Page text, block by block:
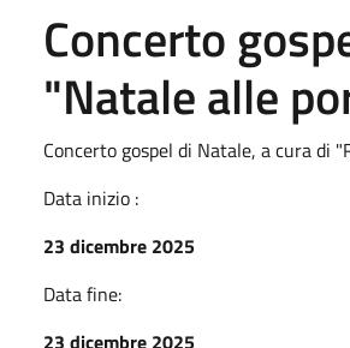
Concerto
"Natale alle
Concerto gospel di Natale, a cura di
Data inizio :
23 dicembre 2025
Data fine:
23 dicembre 2025